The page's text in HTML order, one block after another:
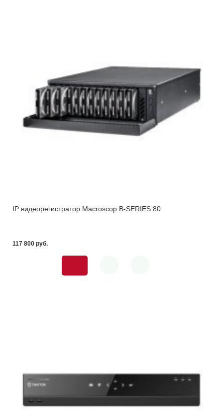
IP видеорегистратор Macroscop B-SERIES 80
117 800 pуб.